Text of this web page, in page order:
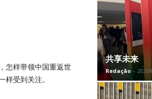
怎样带领中国重返世
受到关注。
共享未来
Redação - 2026